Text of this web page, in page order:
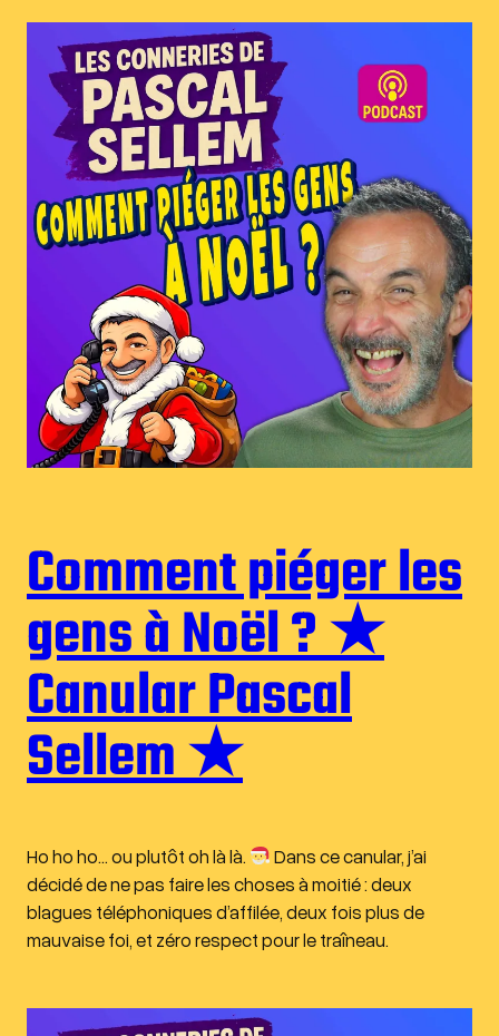
Comment piéger les
gens à Noël ? ★
Canular Pascal
Sellem ★
Ho ho ho… ou plutôt oh là là.
Dans ce canular, j’ai
décidé de ne pas faire les choses à moitié : deux
blagues téléphoniques d’affilée, deux fois plus de
mauvaise foi, et zéro respect pour le traîneau.